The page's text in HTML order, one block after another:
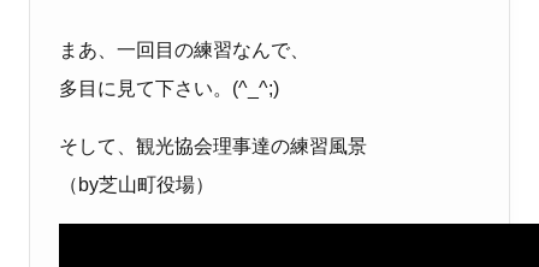
まあ、一回目の練習なんで、
多目に見て下さい。(^_^;)
そして、観光協会理事達の練習風景
（by芝山町役場）